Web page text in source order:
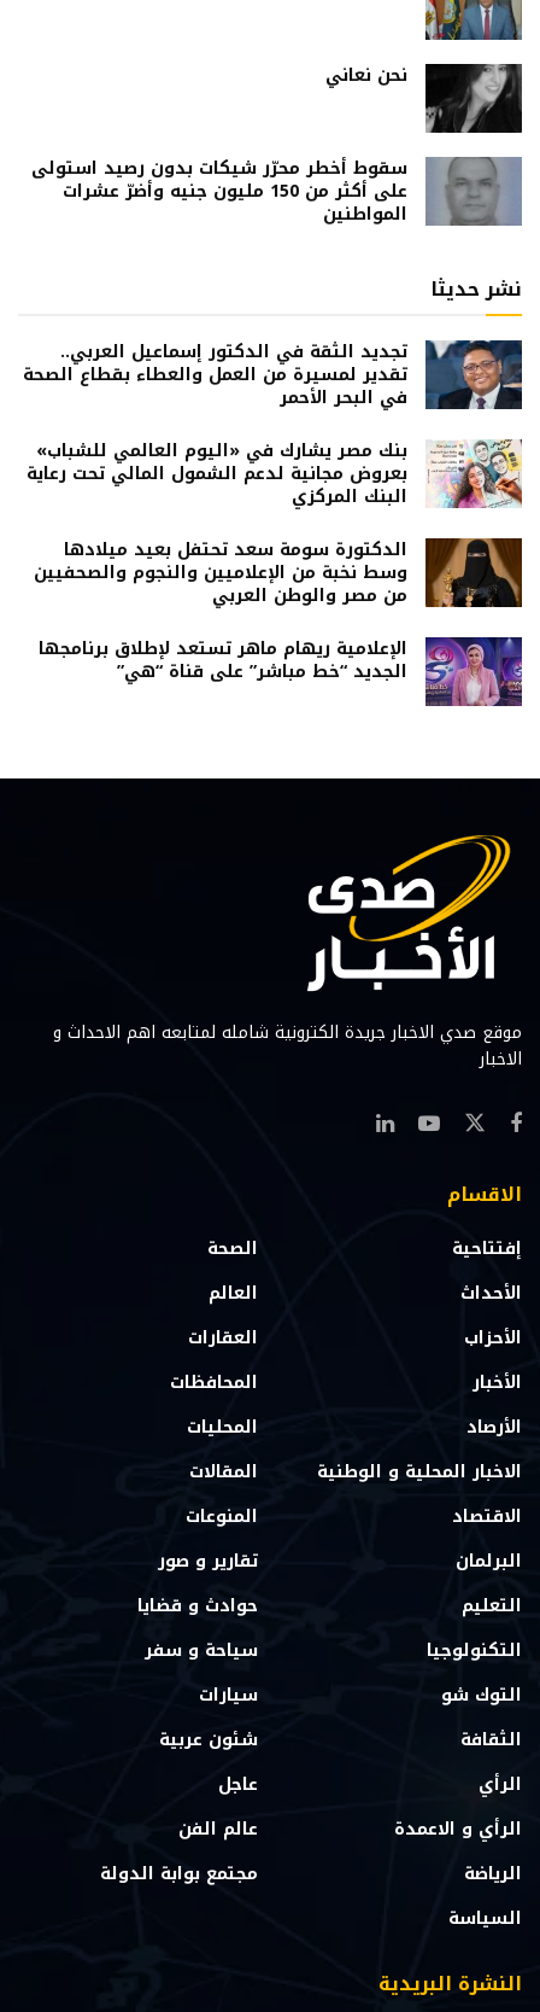
نحن نعاني
سقوط أخطر محرّر شيكات بدون رصيد استولى
على أكثر من 150 مليون جنيه وأضرّ عشرات
المواطنين
نشر حديثا
تجديد الثقة في الدكتور إسماعيل العربي..
تقدير لمسيرة من العمل والعطاء بقطاع الصحة
في البحر الأحمر
بنك مصر يشارك في «اليوم العالمي للشباب»
بعروض مجانية لدعم الشمول المالي تحت رعاية
البنك المركزي
الدكتورة سومة سعد تحتفل بعيد ميلادها
وسط نخبة من الإعلاميين والنجوم والصحفيين
من مصر والوطن العربي
الإعلامية ريهام ماهر تستعد لإطلاق برنامجها
الجديد “خط مباشر” على قناة “هي”
موقع صدي الاخبار جريدة الكترونية شامله لمتابعه اهم الاحداث و
الاخبار
الاقسام
إفتتاحية
الأحداث
الأحزاب
الأخبار
الأرصاد
الاخبار المحلية و الوطنية
الاقتصاد
البرلمان
التعليم
التكنولوجيا
التوك شو
الثقافة
الرأي
الرأي و الاعمدة
الرياضة
السياسة
الصحة
العالم
العقارات
المحافظات
المحليات
المقالات
المنوعات
تقارير و صور
حوادث و قضايا
سياحة و سفر
سيارات
شئون عربية
عاجل
عالم الفن
مجتمع بوابة الدولة
النشرة البريدية